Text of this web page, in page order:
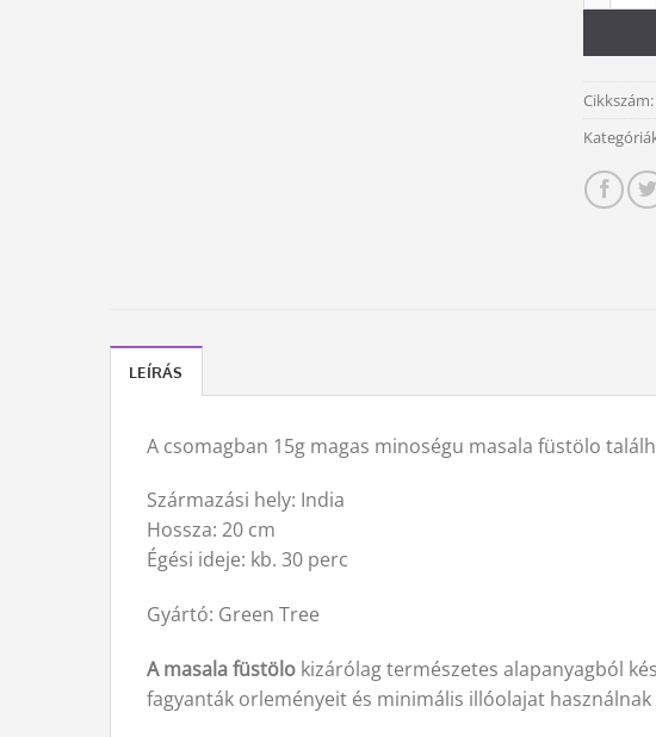
Cikkszám:
LEÍRÁS
A csomagban 15g magas minoségu masala füstölo
Származási hely: India
Hossza: 20 cm
Égési ideje: kb. 30 perc
Gyártó: Green Tree
A masala füstölo kizárólag természetes alapanyagból
fagyanták orleményeit és minimális illóolajat